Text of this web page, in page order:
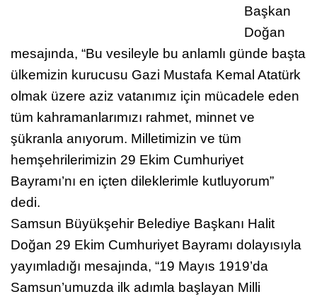
Başkan
Doğan
mesajında, “Bu vesileyle bu anlamlı günde başta
ülkemizin kurucusu Gazi Mustafa Kemal Atatürk
olmak üzere aziz vatanımız için mücadele eden
tüm kahramanlarımızı rahmet, minnet ve
şükranla anıyorum. Milletimizin ve tüm
hemşehrilerimizin 29 Ekim Cumhuriyet
Bayramı’nı en içten dileklerimle kutluyorum”
dedi.
Samsun Büyükşehir Belediye Başkanı Halit
Doğan 29 Ekim Cumhuriyet Bayramı dolayısıyla
yayımladığı mesajında, “19 Mayıs 1919’da
Samsun’umuzda ilk adımla başlayan Milli